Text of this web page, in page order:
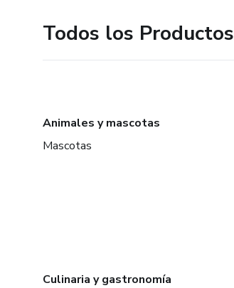
Todos los Productos
Animales y mascotas
Mascotas
Culinaria y gastronomía